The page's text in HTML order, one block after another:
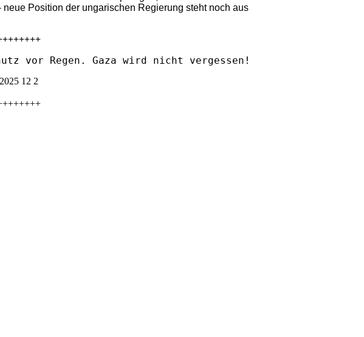
Position der ungarischen Regierung steht noch aus
vor Regen. Gaza wird nicht vergessen!